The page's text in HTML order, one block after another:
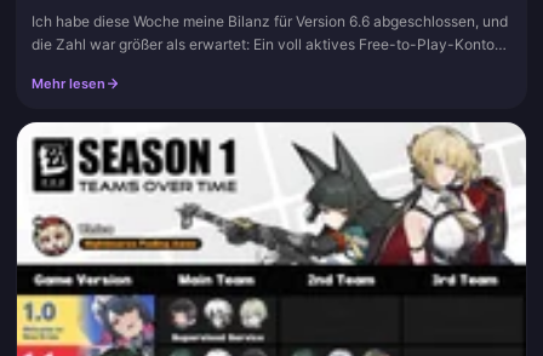
Ich habe diese Woche meine Bilanz für Version 6.6 abgeschlossen, und
die Zahl war größer als erwartet: Ein voll aktives Free-to-Play-Konto
Mehr lesen